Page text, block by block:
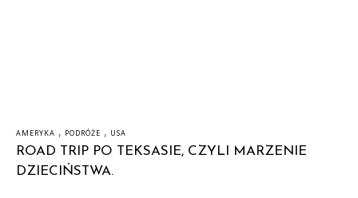
AMERYKA , PODRÓŻE , USA
ROAD TRIP PO TEKSASIE, CZYLI MARZENIE
DZIECIŃSTWA.